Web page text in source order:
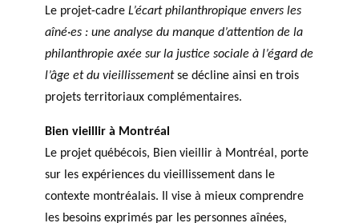
Le projet-cadre L’écart philanthropique envers les
aîné·es : une analyse du manque d’attention de la
philanthropie axée sur la justice sociale à l’égard de
l’âge et du vieillissementse décline ainsi en trois
projets territoriaux complémentaires.
Bien vieillir à Montréal
Le projet québécois, Bien vieillir à Montréal, porte
sur les expériences du vieillissement dans le
contexte montréalais. Il vise à mieux comprendre
les besoins exprimés par les personnes aînées,